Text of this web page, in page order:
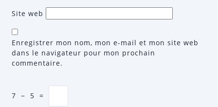
Site web
Enregistrer mon nom, mon e-mail et mon site web
dans le navigateur pour mon prochain
commentaire.
7 − 5 =